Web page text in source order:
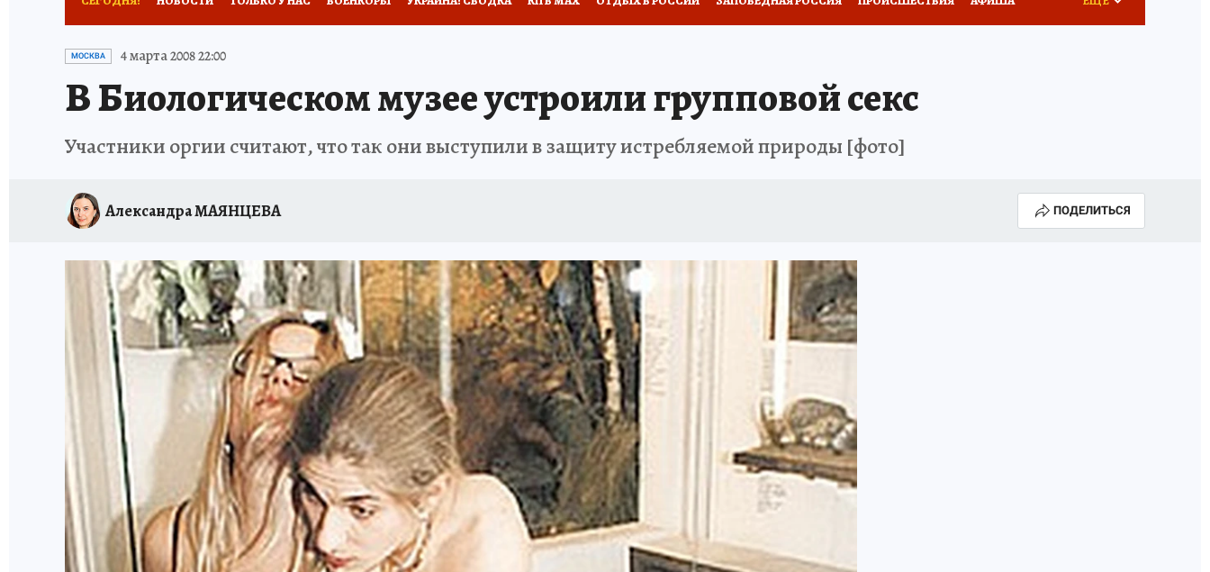
ИСПЫТАНО НА СЕБЕ
МОСКВА 4 марта 2008 22:00
В Биологическом музее устроили групповой секс
Участники оргии считают, что так они выступили в защиту истребляемой природы [фото]
Александра МАЯНЦЕВА ПОДЕЛИТЬСЯ